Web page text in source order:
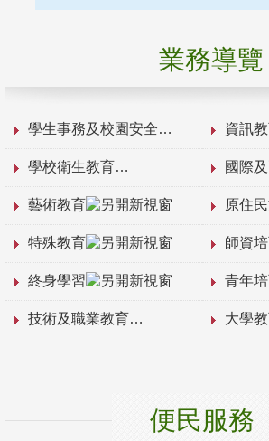
業務導覽
學生事務及校園安全 資訊
學校衛生教育 國際
藝術教育 原住
特殊教育 師資
終身學習 青年
技術及職業教育 大學
便民服務